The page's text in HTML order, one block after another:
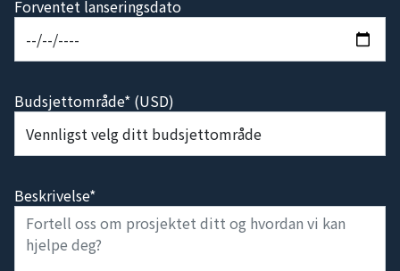
Budsjettområde* (USD)
Beskrivelse*